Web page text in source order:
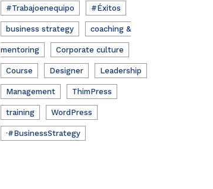
#Trabajoenequipo #Éxitos
business strategy coaching &
mentoring Corporate culture
Course Designer Leadership
Management ThimPress
training WordPress
·#BusinessStrategy